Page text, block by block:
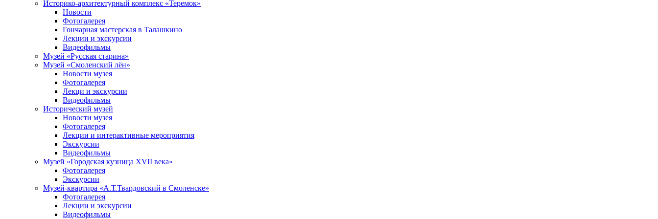
Историко-архитектурный комплекс «Теремок»
Новости
Фотогалерея
Гончарная мастерская в Талашкино
Лекции и экскурсии
Видеофильмы
Музей «Русская старина»
Музей «Смоленский лён»
Новости музея
Фотогалерея
Лекци и экскурсии
Видеофильмы
Исторический музей
Новости музея
Фотогалерея
Лекции и интерактивные мероприятия
Экскурсии
Видеофильмы
Музей «Городская кузница XVII века»
Фотогалерея
Экскурсии
Музей-квартира «А.Т.Твардовский в Смоленске»
Фотогалерея
Лекции и экскурсии
Видеофильмы